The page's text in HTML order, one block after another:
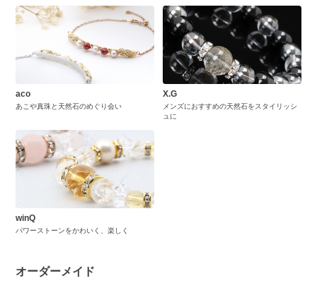
aco
あこや真珠と天然石のめぐり会い
X.G
メンズにおすすめの天然石をスタイリッシ
ュに
winQ
パワーストーンをかわいく、楽しく
オーダーメイド